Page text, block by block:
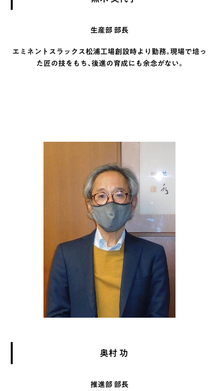
生産部 部長
エミネントスラックス松浦工場創設時より勤務。現場で培っ
た匠の技をもち、後進の育成にも余念がない。
奥村 功
推進部 部長